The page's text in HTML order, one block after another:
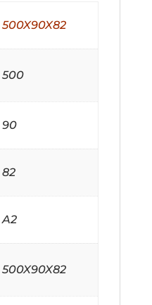
500X90X82
500
90
82
A2
500X90X82